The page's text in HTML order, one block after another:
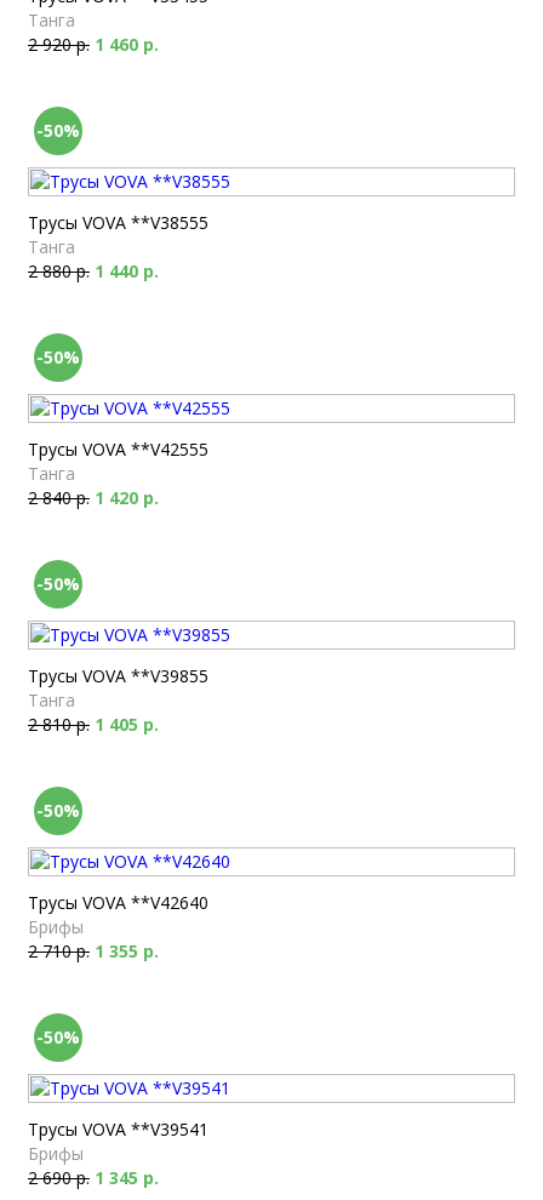
Танга
2 920 р. 1 460 р.
-50%
Трусы VOVA **V38555
Танга
2 880 р. 1 440 р.
-50%
Трусы VOVA **V42555
Танга
2 840 р. 1 420 р.
-50%
Трусы VOVA **V39855
Танга
2 810 р. 1 405 р.
-50%
Трусы VOVA **V42640
Брифы
2 710 р. 1 355 р.
-50%
Трусы VOVA **V39541
Брифы
2 690 р. 1 345 р.